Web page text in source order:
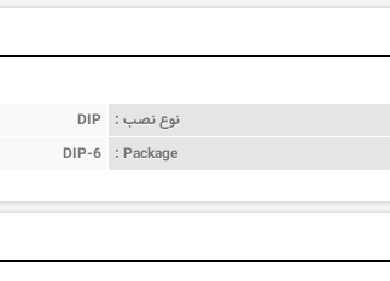
نوع نصب :
DIP
Package :
DIP-6